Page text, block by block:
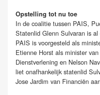
Opstelling tot nu toe
In de coalitie tussen PAIS,
Statenlid Glenn Sulvaran is
PAIS is voorgesteld als
Etienne Horst als minister
Dienstverlening en Nelson
liet onafhankelijk statenlid
Jose Jardim van Financiën